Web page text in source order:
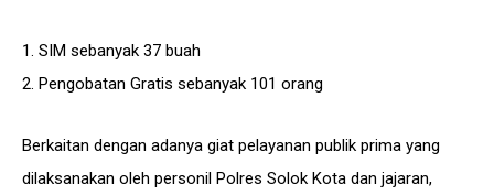
1. SIM sebanyak 37 buah
2. Pengobatan Gratis sebanyak 101 orang
Berkaitan dengan adanya giat pelayanan publik prima yang
dilaksanakan oleh personil Polres Solok Kota dan jajaran,